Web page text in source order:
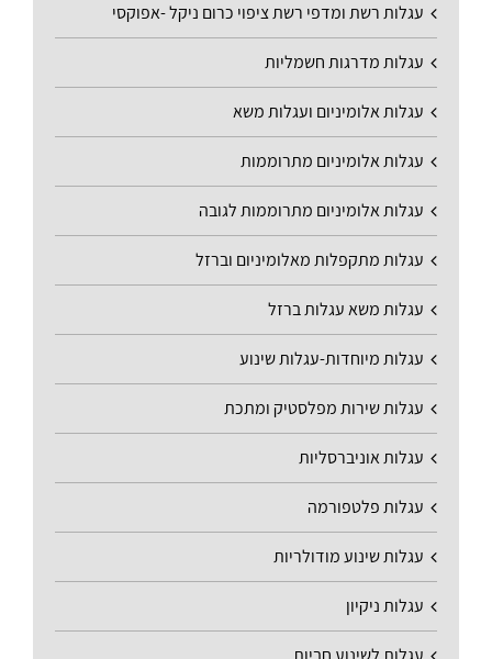
עגלות רשת ומדפי רשת ציפוי כרום ניקל -אפוקסי
עגלות מדרגות חשמליות
עגלות אלומיניום ועגלות משא
עגלות אלומיניום מתרוממות
עגלות אלומיניום מתרוממות לגובה
עגלות מתקפלות מאלומיניום וברזל
עגלות משא עגלות ברזל
עגלות מיוחדות-עגלות שינוע
עגלות שירות מפלסטיק ומתכת
עגלות אוניברסליות
עגלות פלטפורמה
עגלות שינוע מודולריות
עגלות ניקיון